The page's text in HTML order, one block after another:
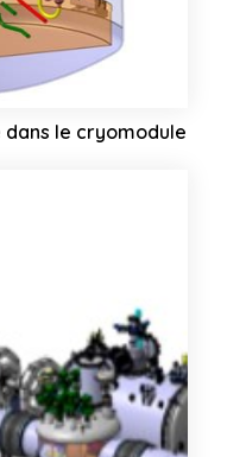
le cryomodule